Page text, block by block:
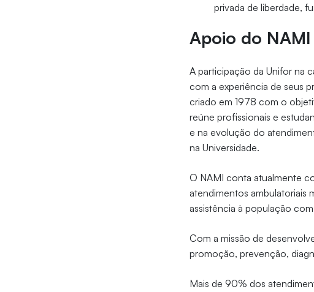
privada de liberdade,
Apoio do NAMI
A participação da Unifor na
com a experiência de seus
criado em 1978 com o
reúne profissionais e
e na evolução do
na Universidade.
O NAMI conta atualmente
atendimentos ambulatoriais
assistência à população
Com a missão de
promoção, prevenção,
Mais de 90% dos